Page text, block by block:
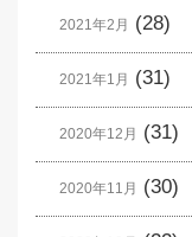
2021年2月 (28)
2021年1月 (31)
2020年12月 (31)
2020年11月 (30)